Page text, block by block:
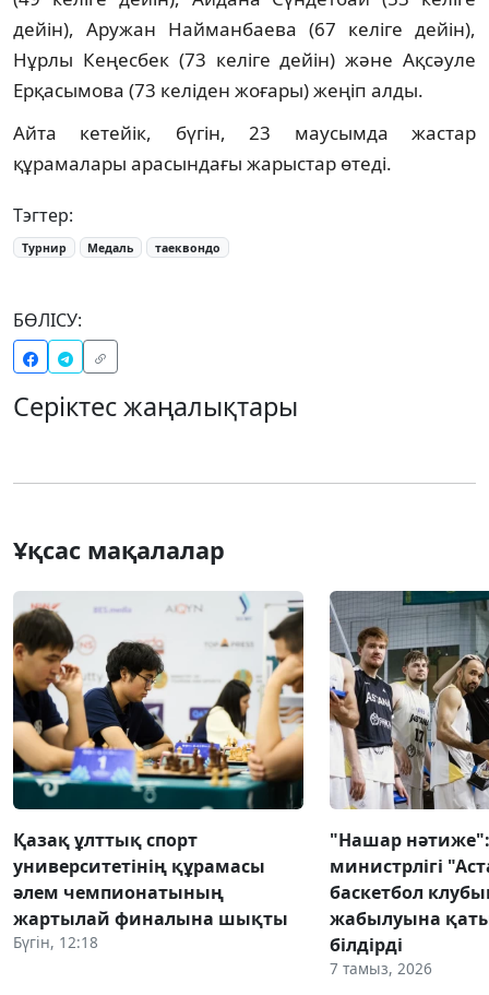
дейін), Аружан Найманбаева (67 келіге дейін),
Нұрлы Кеңесбек (73 келіге дейін) және Ақсәуле
Ерқасымова (73 келіден жоғары) жеңіп алды.
Айта кетейік, бүгін, 23 маусымда жастар
құрамалары арасындағы жарыстар өтеді.
Тэгтер:
Турнир Медаль таеквондо
БӨЛІСУ:
Серіктес жаңалықтары
Ұқсас мақалалар
Қазақ ұлттық спорт
университетінің құрамасы
әлем чемпионатының
жартылай финалына шықты
Бүгін, 12:18
"Нашар
министрлігі
баскетбол
жабылуына
білдірді
7 тамыз, 2026